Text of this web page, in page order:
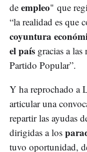
de empleo" que
“la realidad es que
coyuntura
el país gracias a
Partido Popular”.
Y ha reprochado a
articular una
repartir las ayudas
dirigidas a los
tuvo oportunidad,